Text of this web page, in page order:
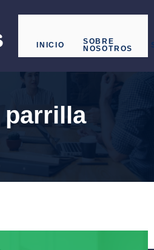
INICIO
SOBRE
NOSOTROS
parrilla